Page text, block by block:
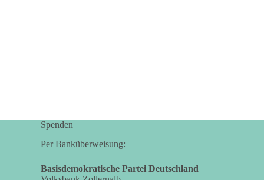
Oder würde eine solche Entwicklung das
Fundament unseres Grundgesetzes sprengen? Mit
dieser grundsätzlichen Frage beschäftigte sich die
AG Strategische Impulse am 19. Juli 2026.
Spenden
Per Banküberweisung:
Basisdemokratische Partei Deutschland